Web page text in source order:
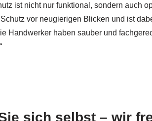
ist nicht nur funktional, sondern auch
vor neugierigen Blicken und ist
Handwerker haben sauber und
sich selbst – wir